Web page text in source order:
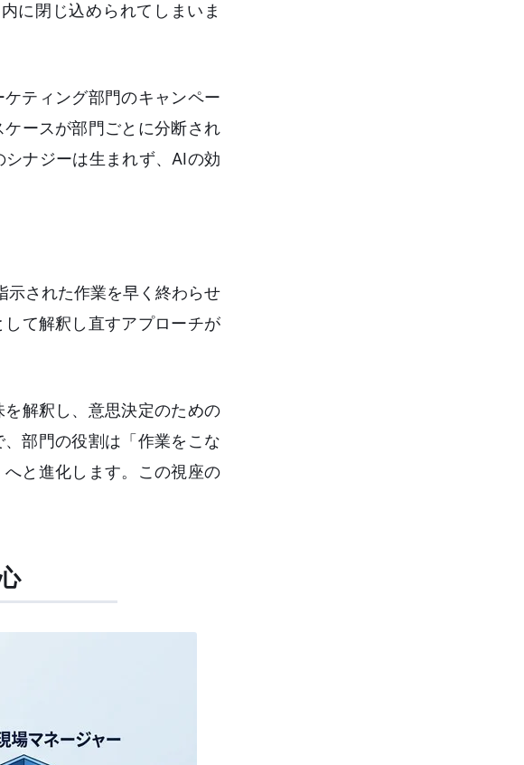
に閉じ込められてしまいま
ティング部門のキャンペー
ースが部門ごとに分断され
ナジーは生まれず、AIの効
示された作業を早く終わらせ
て解釈し直すアプローチが
解釈し、意思決定のための
部門の役割は「作業をこな
と進化します。この視座の